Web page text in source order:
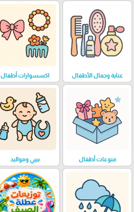
عناية وجمال الأطفال اكسسوارات أطفال
منوعات أطفال بيبي ومواليد